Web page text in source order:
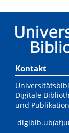
Kontakt
Digitale
und